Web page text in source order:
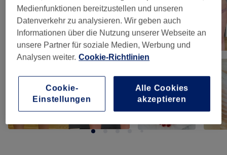
Medienfunktionen bereitzustellen und unseren
Datenverkehr zu analysieren. Wir geben auch
Informationen über die Nutzung unserer Webseite an
unsere Partner für soziale Medien, Werbung und
Analysen weiter. Cookie-Richtlinien
Alle Cookies
akzeptieren
Cookie-
Einstellungen